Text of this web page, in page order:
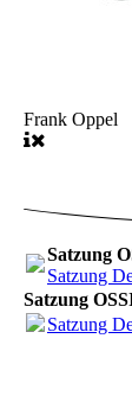
Frank Oppel
Satzung
Satzung
Satzung
Satzung